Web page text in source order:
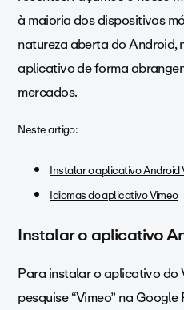
à maioria dos dispositivos
natureza aberta do Android,
aplicativo de forma
mercados.
Neste artigo:
Instalar o aplicativo Android
Idiomas do aplicativo Vimeo
Instalar o aplicativo
Para instalar o aplicativo do
pesquise “Vimeo” na